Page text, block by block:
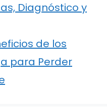
Diagnóstico y
de los
para Perder